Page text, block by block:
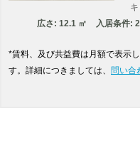
広さ: 12.1 ㎡ 入居条件:
*賃料、及び共益費は月額で表示
す。詳細につきましては、 問い合